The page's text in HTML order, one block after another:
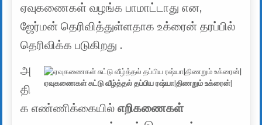
ஏவுகணைகள் வழங்க பாமாட்டாது என,
ஜேர்மன் தெரிவித்துள்ளதாக உக்ரைன் தரப்பில்
தெரிவிக்க படுகிறது .
ஏவுகணைகள் சுட்டு வீழ்த்தல் தப்பிய ரஷ்யா|திணறும் உக்ரைன்|
அ
தி
க எண்ணிக்கையில்எறிகணைகள்